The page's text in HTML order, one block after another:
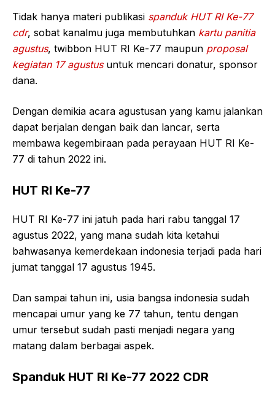
Tidak hanya materi publikasi spanduk HUT RI Ke-77
cdr, sobat kanalmu juga membutuhkan kartu panitia
agustus, twibbon HUT RI Ke-77 maupun proposal
kegiatan 17 agustusuntuk mencari donatur, sponsor
dana.
Dengan demikia acara agustusan yang kamu jalankan
dapat berjalan dengan baik dan lancar, serta
membawa kegembiraan pada perayaan HUT RI Ke-
77 di tahun 2022 ini.
HUT RI Ke-77
HUT RI Ke-77 ini jatuh pada hari rabu tanggal 17
agustus 2022, yang mana sudah kita ketahui
bahwasanya kemerdekaan indonesia terjadi pada hari
jumat tanggal 17 agustus 1945.
Dan sampai tahun ini, usia bangsa indonesia sudah
mencapai umur yang ke 77 tahun, tentu dengan
umur tersebut sudah pasti menjadi negara yang
matang dalam berbagai aspek.
Spanduk HUT RI Ke-77 2022 CDR